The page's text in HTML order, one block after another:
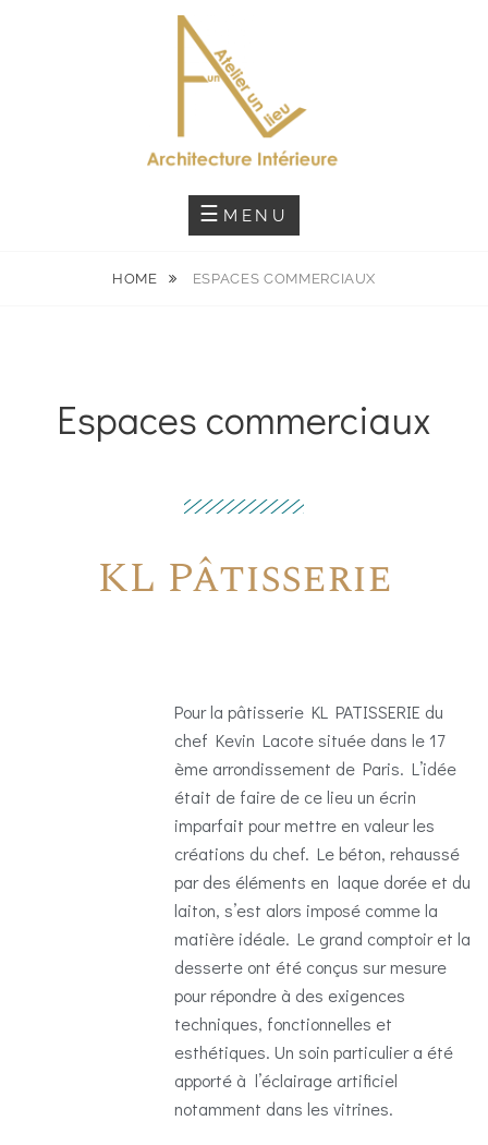
ATELIER UN LIEU
MENU
HOME ESPACES COMMERCIAUX
Espaces commerciaux
KL Pâtisserie
Pour la pâtisserie KL PATISSERIE du
chef Kevin Lacote située dans le 17
ème arrondissement de Paris. L’idée
était de faire de ce lieu un écrin
imparfait pour mettre en valeur les
créations du chef. Le béton, rehaussé
par des éléments en laque dorée et du
laiton, s’est alors imposé comme la
matière idéale. Le grand comptoir et la
desserte ont été conçus sur mesure
pour répondre à des exigences
techniques, fonctionnelles et
esthétiques. Un soin particulier a été
apporté à l’éclairage artificiel
notamment dans les vitrines.